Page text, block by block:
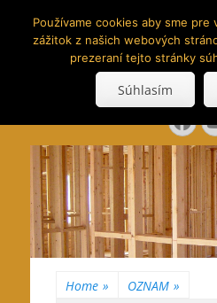
…kus prírody
Search
Home » OZNAM »
Používame cookies aby sme pre
zážitok z našich webových
prezeraní tejto stránky
Súhlasím